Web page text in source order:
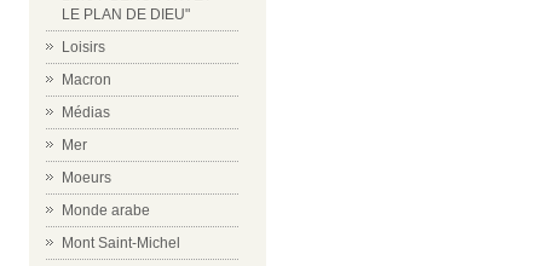
LE PLAN DE DIEU"
Loisirs
Macron
Médias
Mer
Moeurs
Monde arabe
Mont Saint-Michel